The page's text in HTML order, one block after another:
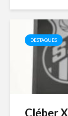
DESTAQUES
Cléber